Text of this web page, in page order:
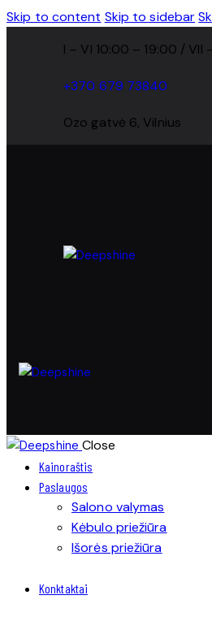
Skip to content Skip to sidebar
I – VI 10:00 – 19:00 / VII
+370 679 73840
Ozo gatvė 6, Vilnius
Close
Kainoraštis
Paslaugos
Salono valymas
Kėbulo priežiūra
Išorės priežiūra
Konktaktai